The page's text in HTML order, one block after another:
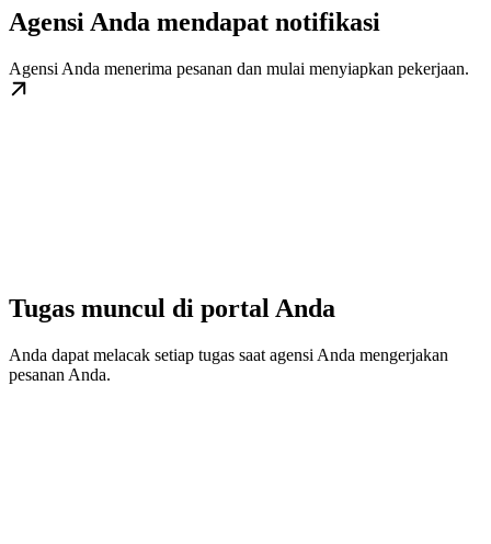
Agensi Anda mendapat notifikasi
Agensi Anda menerima pesanan dan mulai menyiapkan pekerjaan.
Tugas muncul di portal Anda
Anda dapat melacak setiap tugas saat agensi Anda mengerjakan
pesanan Anda.